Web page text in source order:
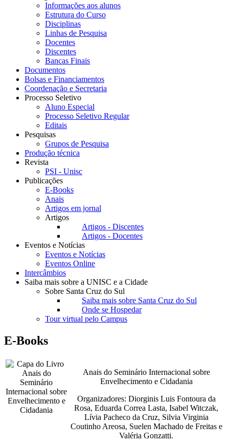
Informações aos alunos
Estrutura do Curso
Disciplinas
Linhas de Pesquisa
Docentes
Discentes
Bancas Finais
Documentos
Bolsas e Financiamentos
Coordenação e Secretaria
Processo Seletivo
Aluno Especial
Processo Seletivo Regular
Editais
Pesquisas
Grupos de Pesquisa
Produção técnica
Revista
PSI - Unisc
Publicações
E-Books
Anais
Artigos em jornal
Artigos
Artigos - Discentes
Artigos - Docentes
Eventos e Notícias
Eventos e Notícias
Eventos Online
Intercâmbios
Saiba mais sobre a UNISC e a Cidade
Sobre Santa Cruz do Sul
Saiba mais sobre Santa Cruz do Sul
Onde se Hospedar
Tour virtual pelo Campus
E-Books
Anais do Seminário Internacional sobre
Envelhecimento e Cidadania
Organizadores: Diorginis Luis Fontoura da
Rosa, Eduarda Correa Lasta, Isabel Witczak,
Lívia Pacheco da Cruz, Silvia Virginia
Coutinho Areosa, Suelen Machado de Freitas e
Valéria Gonzatti.